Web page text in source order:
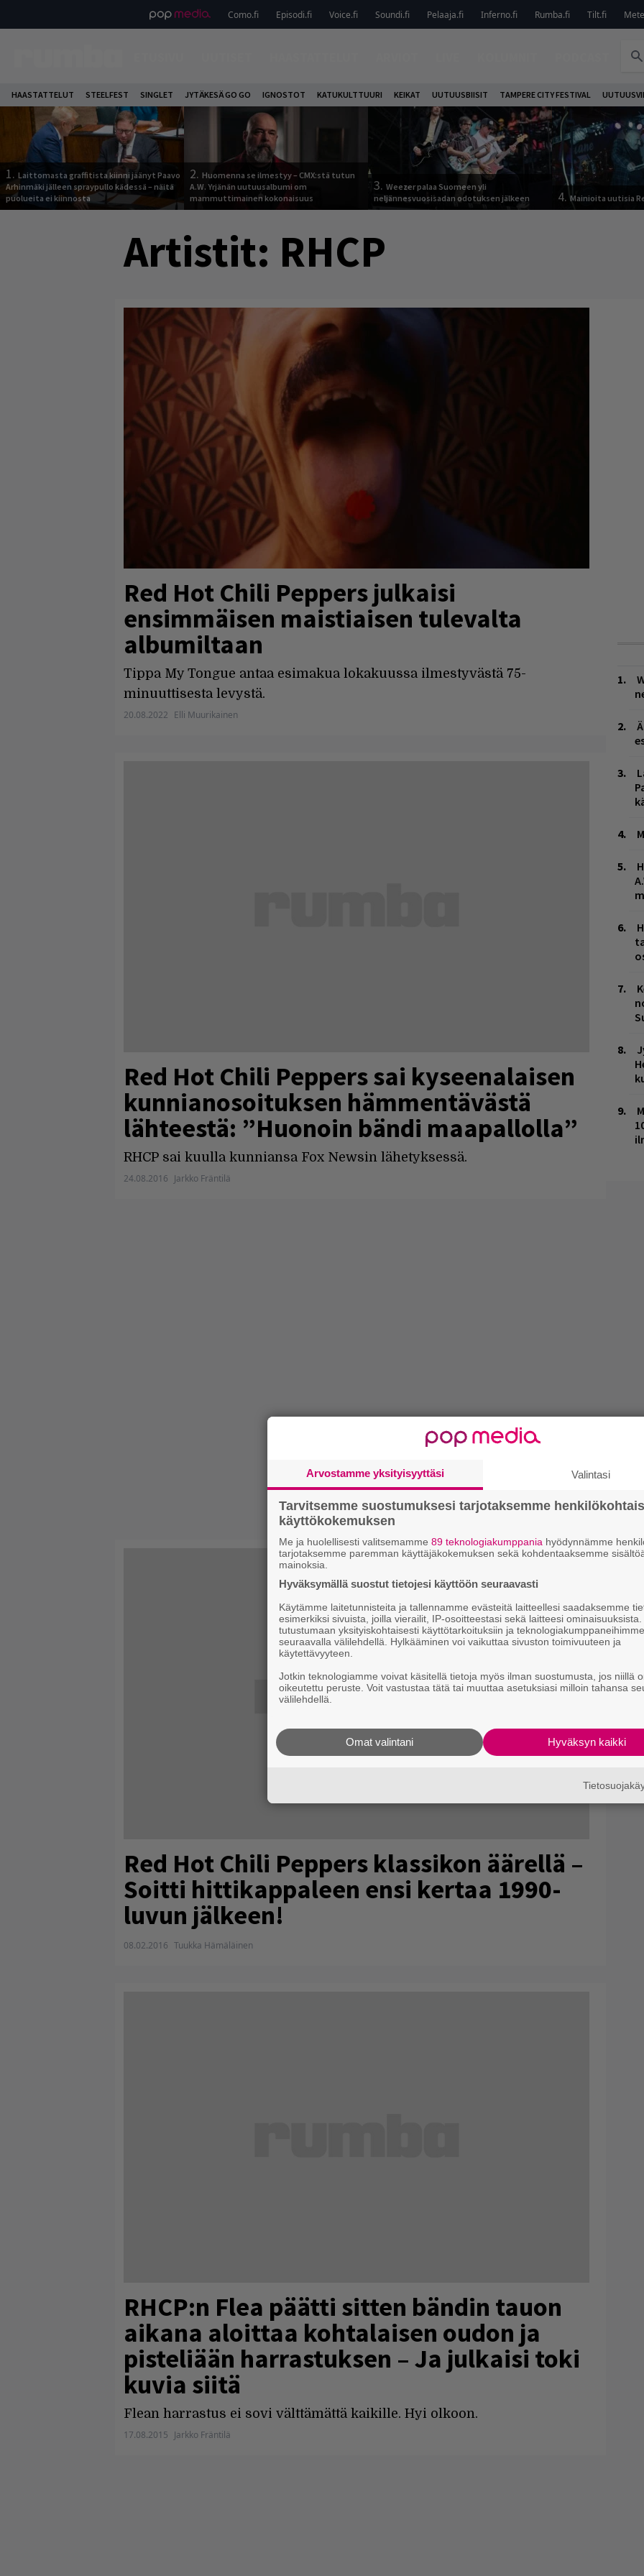
Como.fi Episodi.fi Voice.fi Soundi.fi Pelaaja.fi Inferno.fi Rumba.fi Tilt.fi
HAASTATTELUT STEELFEST SINGLET JYTÄKESÄ GO GO IGNOSTOT KATUKULTTUURI KEIKAT UUTUUSBIISIT TAMPERE CITY FESTIVAL
1. Laittomasta graffitista kiinni jäänyt Paavo
Arhinmäki jälleen spraypullo kädessä – näitä
puolueita ei kiinnosta
2. Huomenna se ilmestyy – CMX:stä tutun
A.W. Yrjänän uutuusalbumi om
mammuttimainen kokonaisuus
3. Weezer palaa Suomeen yli
neljännesvuosisadan odotuksen jälkeen
4.Mainioita uutisia
Artistit: RHCP
Red Hot Chili Peppers julkaisi
ensimmäisen maistiaisen tulevalta
albumiltaan
Tippa My Tongue antaa esimakua lokakuussa ilmestyvästä 75-
minuuttisesta levystä.
20.08.2022 Elli Muurikainen
Red Hot Chili Peppers sai kyseenalaisen
kunnianosoituksen hämmentävästä
lähteestä: ”Huonoin bändi maapallolla”
RHCP sai kuulla kunniansa Fox Newsin lähetyksessä.
24.08.2016 Jarkko Fräntilä
Red Hot Chili Peppers klassikon äärellä –
Soitti hittikappaleen ensi kertaa 1990-
luvun jälkeen!
08.02.2016 Tuukka Hämäläinen
RHCP:n Flea päätti sitten bändin tauon
aikana aloittaa kohtalaisen oudon ja
pisteliään harrastuksen – Ja julkaisi toki
kuvia siitä
Flean harrastus ei sovi välttämättä kaikille. Hyi olkoon.
17.08.2015 Jarkko Fräntilä
Arvostamme yksityisyyttäsi Valintasi
Tarvitsemme suostumuksesi tarjotaksemme
käyttökokemuksen
Me ja huolellisesti valitsemamme 89 teknologiakumppania hyödynnämme
tarjotaksemme paremman käyttäjäkokemuksen sekä kohdentaaksemme
mainoksia.
Hyväksymällä suostut tietojesi käyttöön seuraavasti
Käytämme laitetunnisteita ja tallennamme evästeitä laitteellesi saadaksemme
esimerkiksi sivuista, joilla vierailit, IP-osoitteestasi sekä laitteesi
tutustumaan yksityiskohtaisesti käyttötarkoituksiin ja teknologiakumppaneihimme
seuraavalla välilehdellä. Hylkääminen voi vaikuttaa sivuston toimivuuteen ja
käytettävyyteen.
Jotkin teknologiamme voivat käsitellä tietoja myös ilman suostumusta, jos niillä
oikeutettu peruste. Voit vastustaa tätä tai muuttaa asetuksiasi milloin tahansa
välilehdellä.
Hyväksyn kaikki
Omat valintani